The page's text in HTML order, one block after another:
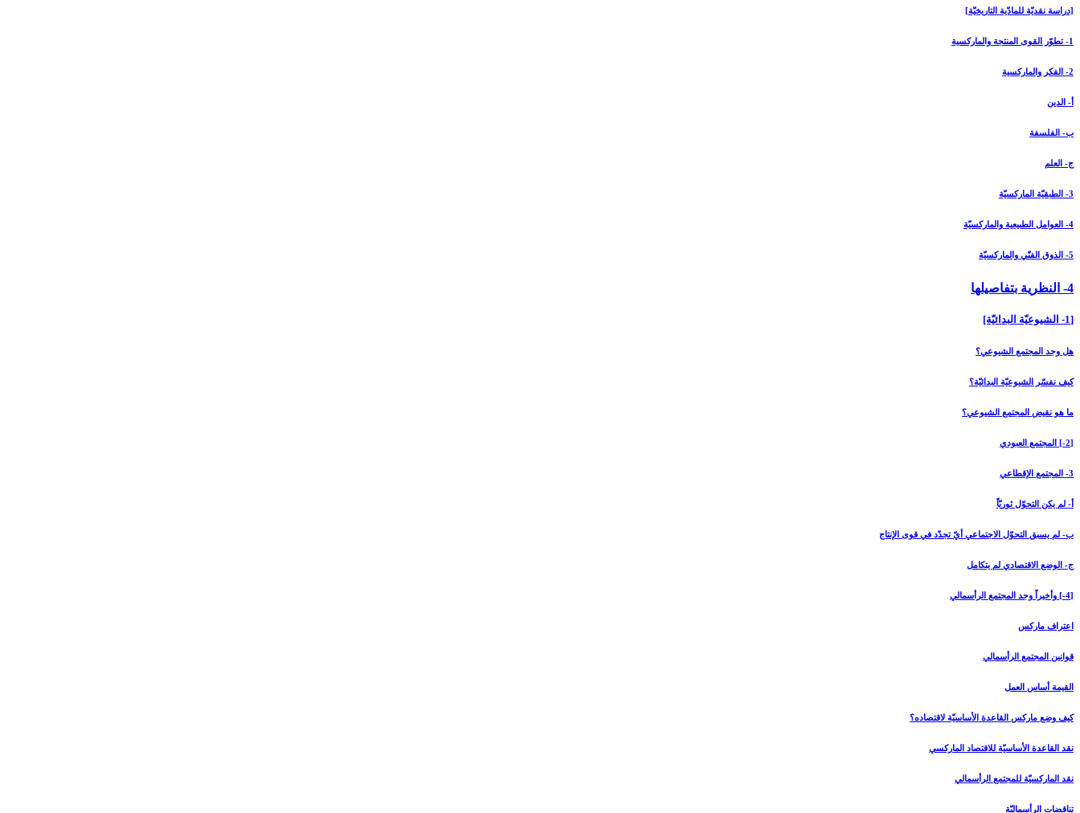
[دراسة نقديّة للمادّية التاريخيّة]
1- تطوّر القوى المنتجة والماركسية
2- الفكر والماركسية
أ- الدين
ب- الفلسفة
ج- العلم
3- الطبقيّة الماركسيّة
4- العوامل الطبيعية والماركسيّة
5- الذوق الفنّي والماركسيّة
4- النظرية بتفاصيلها
[1- الشيوعيّة البدائيّة]
هل وجد المجتمع الشيوعي؟
كيف نفسّر الشيوعيّة البدائيّة؟
ما هو نقيض المجتمع الشيوعي؟
[2-] المجتمع العبودي‏
3- المجتمع الإقطاعي‏
أ- لم يكن التحوّل ثوريّاً
ب- لم يسبق التحوّل الاجتماعي أيّ تجدّد في قوى الإنتاج
ج- الوضع الاقتصادي لم يتكامل
[4-] وأخيراً وجد المجتمع الرأسمالي‏
اعتراف ماركس
قوانين المجتمع الرأسمالي
القيمة أساس العمل
كيف وضع ماركس القاعدة الأساسيّة لاقتصاده؟
نقد القاعدة الأساسيّة للاقتصاد الماركسي
نقد الماركسيّة للمجتمع الرأسمالي
تناقضات الرأسماليّة